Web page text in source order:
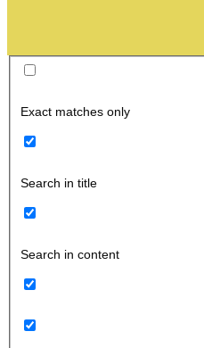
Exact matches only
Search in title
Search in content